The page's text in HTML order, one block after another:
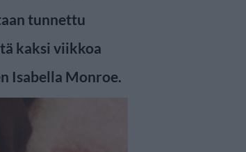
tunnettu
kaksi viikkoa
Isabella Monroe.